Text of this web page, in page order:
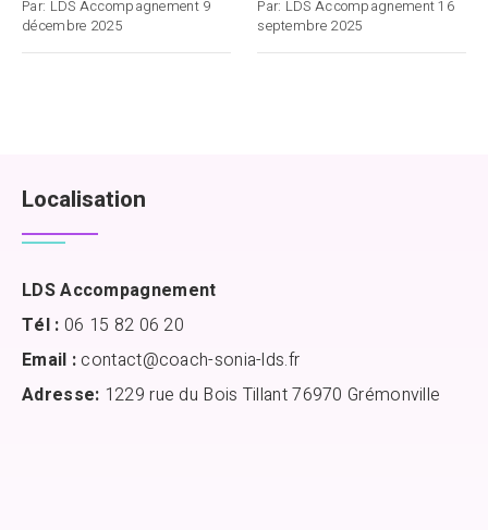
Par: LDS Accompagnement 9
décembre 2025
Par: LDS Accompagnement16
septembre 2025
Localisation
LDS Accompagnement
Tél : 06 15 82 06 20
Email :contact@coach-sonia-lds.fr
Adresse: 1229 rue du Bois Tillant 76970 Grémonville